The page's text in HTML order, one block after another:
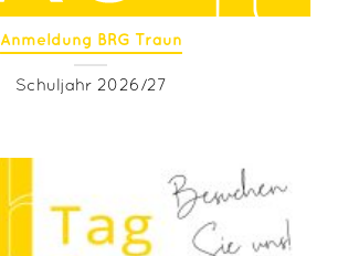
Anmeldung BRG Traun
Schuljahr 2026/27